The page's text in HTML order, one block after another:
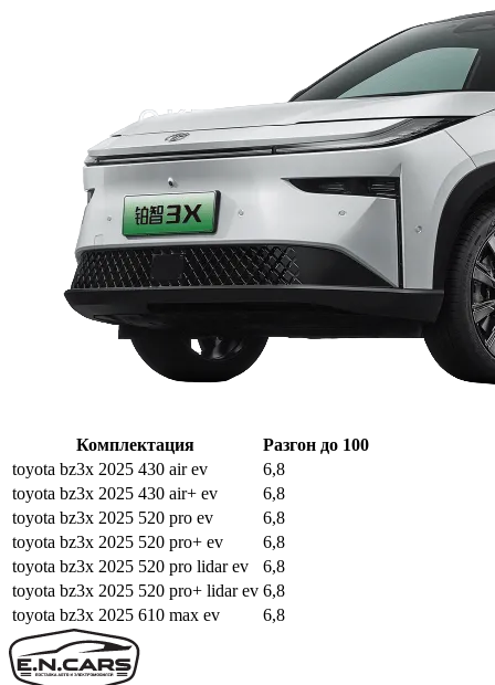
Комплектация
Разгон до 100
toyota bz3x 2025 430 air ev
6,8
toyota bz3x 2025 430 air+ ev
6,8
toyota bz3x 2025 520 pro ev
6,8
toyota bz3x 2025 520 pro+ ev
6,8
toyota bz3x 2025 520 pro lidar ev
6,8
toyota bz3x 2025 520 pro+ lidar ev 6,8
toyota bz3x 2025 610 max ev
6,8